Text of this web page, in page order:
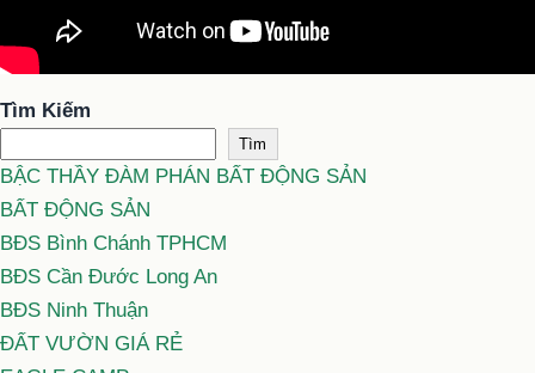
Tìm Kiếm
Tìm
BẬC THẦY ĐÀM PHÁN BẤT ĐỘNG SẢN
BẤT ĐỘNG SẢN
BĐS Bình Chánh TPHCM
BĐS Cần Đước Long An
BĐS Ninh Thuận
ĐẤT VƯỜN GIÁ RẺ